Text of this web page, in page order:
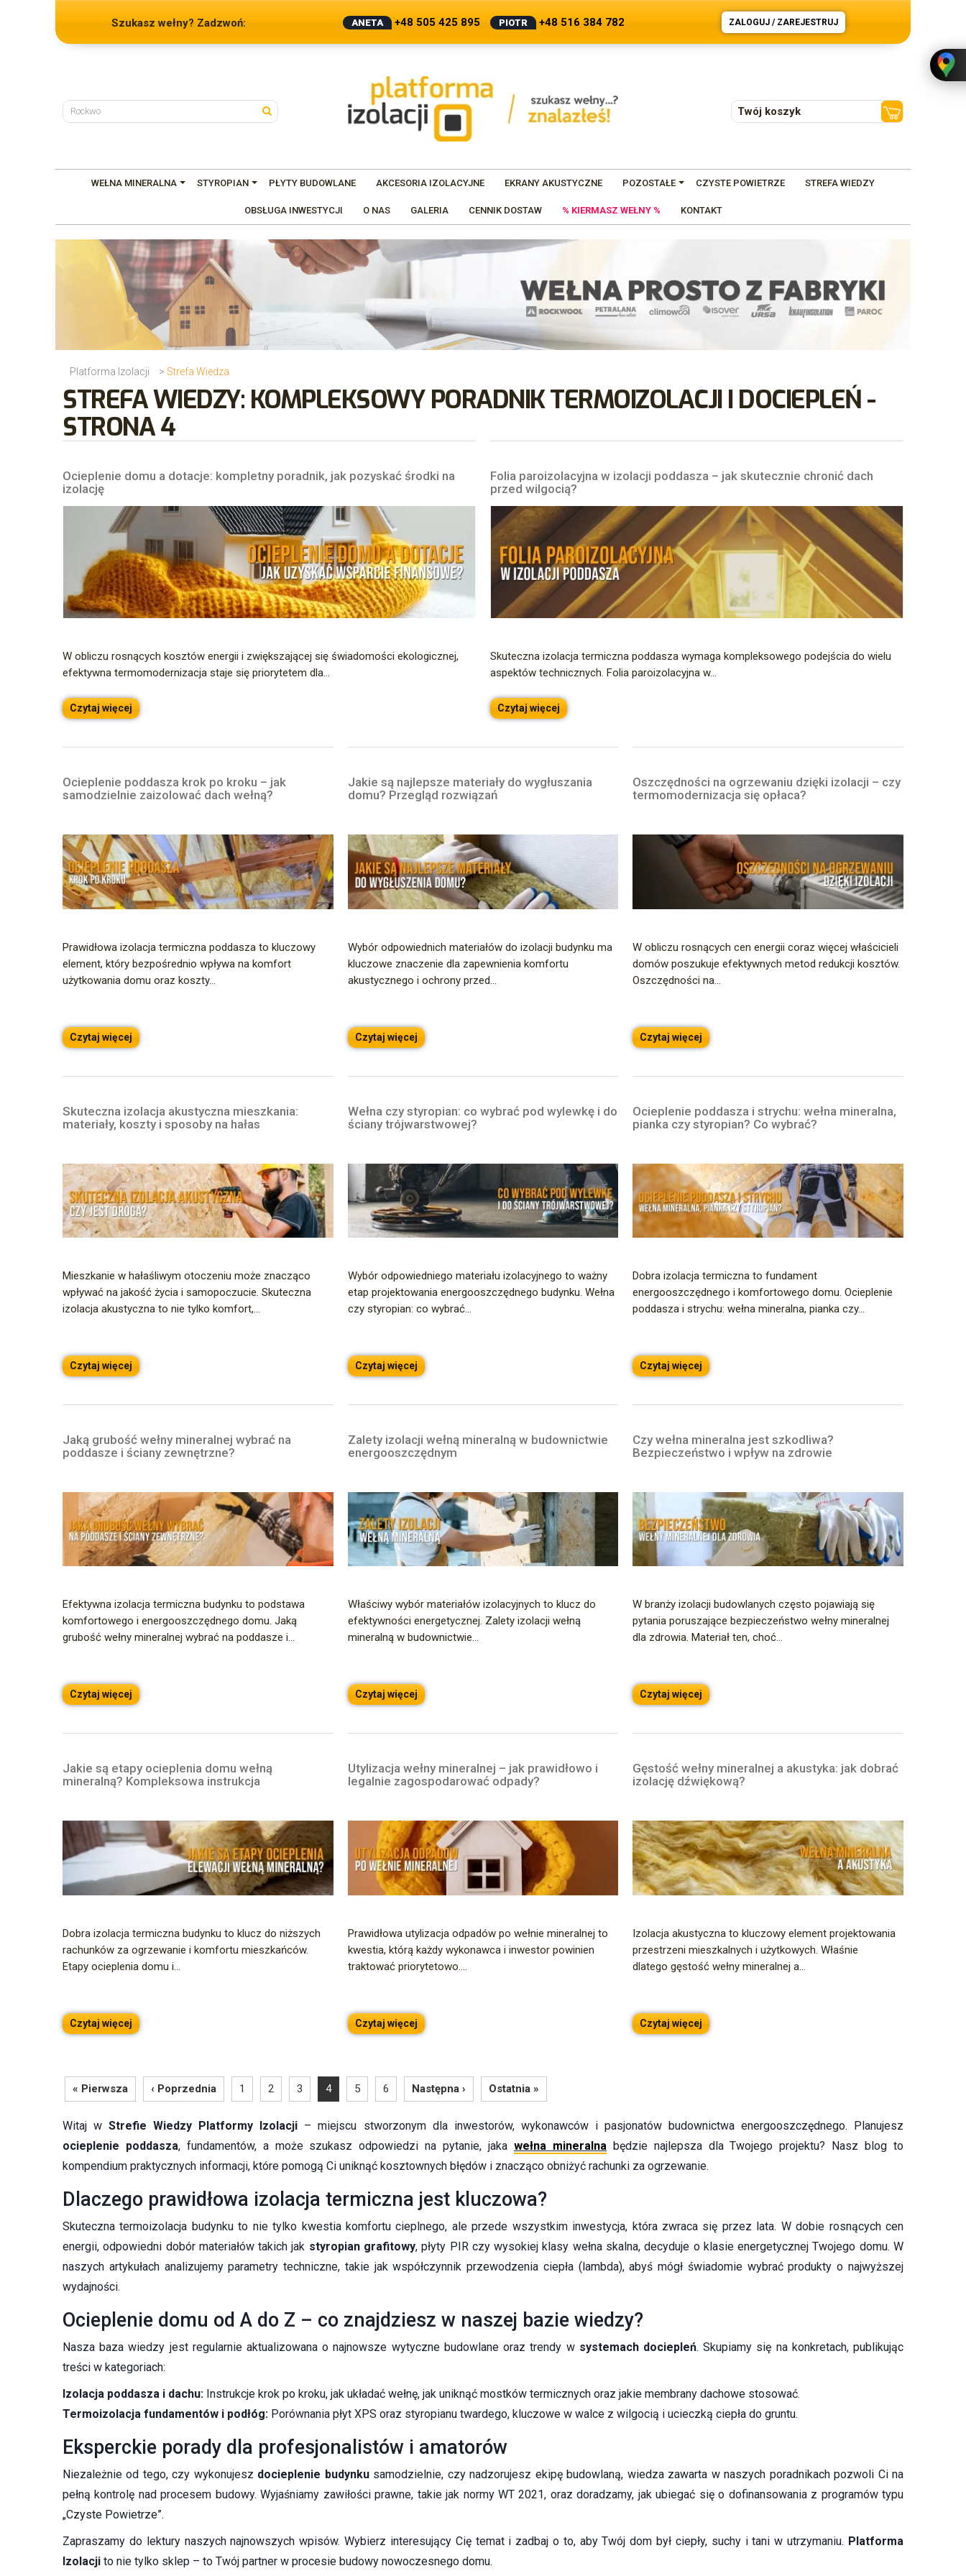
Szukasz wełny? Zadzwoń: ANETA +48 505 425 895 PIOTR +48 516 384 782 ZALOGUJ / ZAREJESTRUJ
Twój koszyk
WEŁNA MINERALNA STYROPIAN PŁYTY BUDOWLANE AKCESORIA IZOLACYJNE EKRANY AKUSTYCZNE POZOSTAŁE CZYSTE POWIETRZE STREFA WIEDZY
OBSŁUGA INWESTYCJI O NAS GALERIA CENNIK DOSTAW % KIERMASZ WEŁNY % KONTAKT
Platforma Izolacji > Strefa Wiedza
STREFA WIEDZY: KOMPLEKSOWY PORADNIK TERMOIZOLACJI I DOCIEPLEŃ -
STRONA 4
Ocieplenie domu a dotacje: kompletny poradnik, jak pozyskać środki na
izolację
W obliczu rosnących kosztów energii i zwiększającej się świadomości ekologicznej,
efektywna termomodernizacja staje się priorytetem dla...
Czytaj więcej
Folia paroizolacyjna w izolacji poddasza – jak skutecznie chronić dach
przed wilgocią?
Skuteczna izolacja termiczna poddasza wymaga kompleksowego podejścia do wielu
aspektów technicznych. Folia paroizolacyjna w...
Czytaj więcej
Ocieplenie poddasza krok po kroku – jak
samodzielnie zaizolować dach wełną?
Prawidłowa izolacja termiczna poddasza to kluczowy
element, który bezpośrednio wpływa na komfort
użytkowania domu oraz koszty...
Czytaj więcej
Jakie są najlepsze materiały do wygłuszania
domu? Przegląd rozwiązań
Wybór odpowiednich materiałów do izolacji budynku ma
kluczowe znaczenie dla zapewnienia komfortu
akustycznego i ochrony przed...
Czytaj więcej
Oszczędności na ogrzewaniu dzięki izolacji – czy
termomodernizacja się opłaca?
W obliczu rosnących cen energii coraz więcej właścicieli
domów poszukuje efektywnych metod redukcji kosztów.
Oszczędności na...
Czytaj więcej
Skuteczna izolacja akustyczna mieszkania:
materiały, koszty i sposoby na hałas
Mieszkanie w hałaśliwym otoczeniu może znacząco
wpływać na jakość życia i samopoczucie. Skuteczna
izolacja akustyczna to nie tylko komfort,...
Czytaj więcej
Wełna czy styropian: co wybrać pod wylewkę i do
ściany trójwarstwowej?
Wybór odpowiedniego materiału izolacyjnego to ważny
etap projektowania energooszczędnego budynku. Wełna
czy styropian: co wybrać...
Czytaj więcej
Ocieplenie poddasza i strychu: wełna mineralna,
pianka czy styropian? Co wybrać?
Dobra izolacja termiczna to fundament
energooszczędnego i komfortowego domu. Ocieplenie
poddasza i strychu: wełna mineralna, pianka czy...
Czytaj więcej
Jaką grubość wełny mineralnej wybrać na
poddasze i ściany zewnętrzne?
Efektywna izolacja termiczna budynku to podstawa
komfortowego i energooszczędnego domu. Jaką
grubość wełny mineralnej wybrać na poddasze i...
Czytaj więcej
Zalety izolacji wełną mineralną w budownictwie
energooszczędnym
Właściwy wybór materiałów izolacyjnych to klucz do
efektywności energetycznej. Zalety izolacji wełną
mineralną w budownictwie...
Czytaj więcej
Czy wełna mineralna jest szkodliwa?
Bezpieczeństwo i wpływ na zdrowie
W branży izolacji budowlanych często pojawiają się
pytania poruszające bezpieczeństwo wełny mineralnej
dla zdrowia. Materiał ten, choć...
Czytaj więcej
Jakie są etapy ocieplenia domu wełną
mineralną? Kompleksowa instrukcja
Dobra izolacja termiczna budynku to klucz do niższych
rachunków za ogrzewanie i komfortu mieszkańców.
Etapy ocieplenia domu i...
Czytaj więcej
Utylizacja wełny mineralnej – jak prawidłowo i
legalnie zagospodarować odpady?
Prawidłowa utylizacja odpadów po wełnie mineralnej to
kwestia, którą każdy wykonawca i inwestor powinien
traktować priorytetowo....
Czytaj więcej
Gęstość wełny mineralnej a akustyka: jak dobrać
izolację dźwiękową?
Izolacja akustyczna to kluczowy element projektowania
przestrzeni mieszkalnych i użytkowych. Właśnie
dlatego gęstość wełny mineralnej a...
Czytaj więcej
« Pierwsza ‹ Poprzednia 1 2 3 4 5 6 Następna › Ostatnia »
Witaj wStrefie Wiedzy Platformy Izolacji – miejscu stworzonym dla inwestorów, wykonawców i pasjonatów budownictwa energooszczędnego. Planujesz
ocieplenie poddasza, fundamentów, a może szukasz odpowiedzi na pytanie, jaka wełna mineralna będzie najlepsza dla Twojego projektu? Nasz blog to
kompendium praktycznych informacji, które pomogą Ci uniknąć kosztownych błędów i znacząco obniżyć rachunki za ogrzewanie.
Dlaczego prawidłowa izolacja termiczna jest kluczowa?
Skuteczna termoizolacja budynku to nie tylko kwestia komfortu cieplnego, ale przede wszystkim inwestycja, która zwraca się przez lata. W dobie rosnących cen
energii, odpowiedni dobór materiałów takich jak styropian grafitowy, płyty PIR czy wysokiej klasy wełna skalna, decyduje o klasie energetycznej Twojego domu. W
naszych artykułach analizujemy parametry techniczne, takie jak współczynnik przewodzenia ciepła (lambda), abyś mógł świadomie wybrać produkty o najwyższej
wydajności.
Ocieplenie domu od A do Z – co znajdziesz w naszej bazie wiedzy?
Nasza baza wiedzy jest regularnie aktualizowana o najnowsze wytyczne budowlane oraz trendy w systemach dociepleń. Skupiamy się na konkretach, publikując
treści w kategoriach:
Izolacja poddasza i dachu: Instrukcje krok po kroku, jak układać wełnę, jak uniknąć mostków termicznych oraz jakie membrany dachowe stosować.
Termoizolacja fundamentów i podłóg: Porównania płyt XPS oraz styropianu twardego, kluczowe w walce z wilgocią i ucieczką ciepła do gruntu.
Eksperckie porady dla profesjonalistów i amatorów
Niezależnie od tego, czy wykonujesz docieplenie budynkusamodzielnie, czy nadzorujesz ekipę budowlaną, wiedza zawarta w naszych poradnikach pozwoli Ci na
pełną kontrolę nad procesem budowy. Wyjaśniamy zawiłości prawne, takie jak normy WT 2021, oraz doradzamy, jak ubiegać się o dofinansowania z programów typu
„Czyste Powietrze”.
Zapraszamy do lektury naszych najnowszych wpisów. Wybierz interesujący Cię temat i zadbaj o to, aby Twój dom był ciepły, suchy i tani w utrzymaniu. Platforma
Izolacji to nie tylko sklep – to Twój partner w procesie budowy nowoczesnego domu.